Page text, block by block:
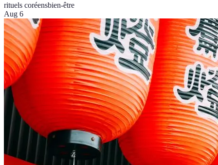
rituels coréensbien-être
Aug 6